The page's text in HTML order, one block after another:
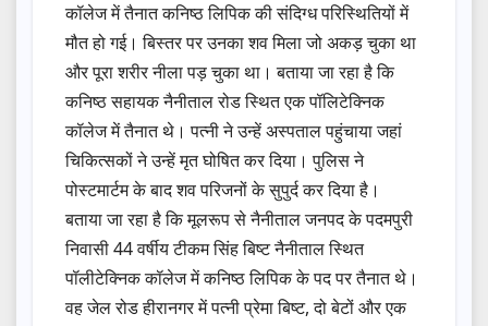
कॉलेज में तैनात कनिष्ठ लिपिक की संदिग्ध परिस्थितियों में
मौत हो गई। बिस्तर पर उनका शव मिला जो अकड़ चुका था
और पूरा शरीर नीला पड़ चुका था। बताया जा रहा है कि
कनिष्ठ सहायक नैनीताल रोड स्थित एक पॉलिटेक्निक
कॉलेज में तैनात थे। पत्नी ने उन्हें अस्पताल पहुंचाया जहां
चिकित्सकों ने उन्हें मृत घोषित कर दिया। पुलिस ने
पोस्टमार्टम के बाद शव परिजनों के सुपुर्द कर दिया है।
बताया जा रहा है कि मूलरूप से नैनीताल जनपद के पदमपुरी
निवासी 44 वर्षीय टीकम सिंह बिष्ट नैनीताल स्थित
पॉलीटेक्निक कॉलेज में कनिष्ठ लिपिक के पद पर तैनात थे।
वह जेल रोड हीरानगर में पत्नी प्रेमा बिष्ट, दो बेटों और एक